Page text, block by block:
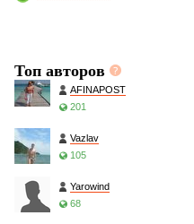
Топ авторов
AFINAPOST
201
Vazlav
105
Yarowind
68